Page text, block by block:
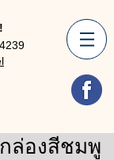
ล่องสีชมพู